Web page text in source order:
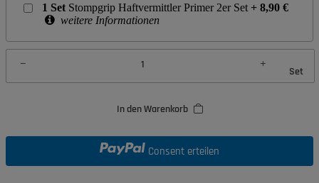
1 Set Stompgrip Haftvermittler Primer 2er Set + 8,90 €
weitere Informationen
Set
In den Warenkorb
Consent erteilen